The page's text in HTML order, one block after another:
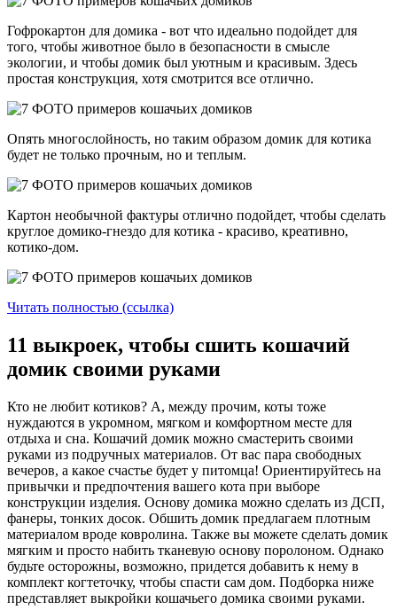
Гофрокартон для домика - вот что идеально подойдет для
того, чтобы животное было в безопасности в смысле
экологии, и чтобы домик был уютным и красивым. Здесь
простая конструкция, хотя смотрится все отлично.
Опять многослойность, но таким образом домик для котика
будет не только прочным, но и теплым.
Картон необычной фактуры отлично подойдет, чтобы сделать
круглое домико-гнездо для котика - красиво, креативно,
котико-дом.
Читать полностью (ссылка)
11 выкроек, чтобы сшить кошачий
домик своими руками
Кто не любит котиков? А, между прочим, коты тоже
нуждаются в укромном, мягком и комфортном месте для
отдыха и сна. Кошачий домик можно смастерить своими
руками из подручных материалов. От вас пара свободных
вечеров, а какое счастье будет у питомца! Ориентируйтесь на
привычки и предпочтения вашего кота при выборе
конструкции изделия. Основу домика можно сделать из ДСП,
фанеры, тонких досок. Обшить домик предлагаем плотным
материалом вроде ковролина. Также вы можете сделать домик
мягким и просто набить тканевую основу поролоном. Однако
будьте осторожны, возможно, придется добавить к нему в
комплект когтеточку, чтобы спасти сам дом. Подборка ниже
представляет выкройки кошачьего домика своими руками.